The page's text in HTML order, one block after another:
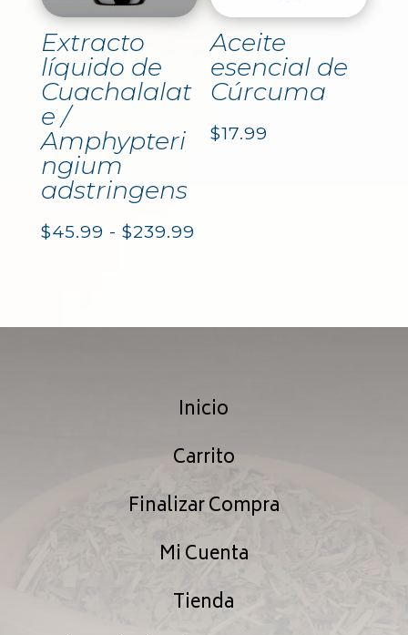
Extracto
líquido de
Cuachalalat
e /
Amphypteri
ngium
adstringens
$45.99 - $239.99
hasta
$239.99
Aceite
esencial de
Cúrcuma
$17.99
Inicio
Carrito
Finalizar Compra
Mi Cuenta
Tienda